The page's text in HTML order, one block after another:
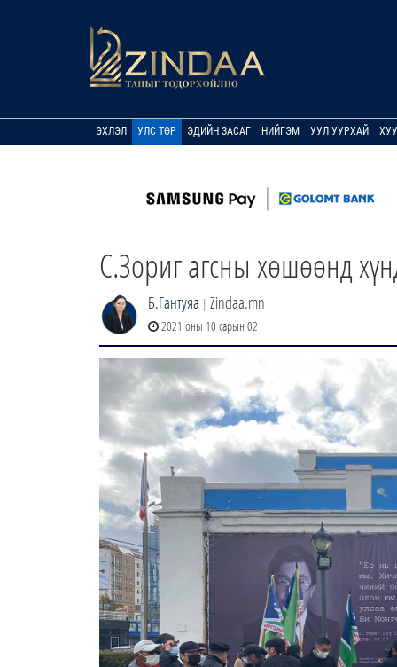
ЭХЛЭЛ УЛС ТӨР ЭДИЙН ЗАСАГ НИЙГЭМ УУЛ УУРХАЙ
С.Зориг агсны хөшөөнд
Б.Гантуяа | Zindaa.mn
2021 оны 10 сарын 02